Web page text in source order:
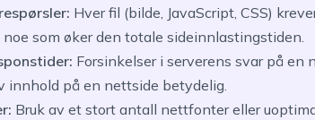
Hver fil (bilde, JavaScript, CSS)
som øker den totale sideinnlastingstiden.
Forsinkelser i serverens svar på en
innhold på en nettside betydelig.
Bruk av et stort antall nettfonter eller